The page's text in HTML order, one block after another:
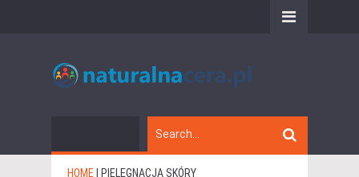
HOME PIELĘGNACJA SKÓRY